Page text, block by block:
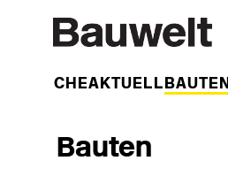
WOCHEAKTUELL BAUTEN
Bauten